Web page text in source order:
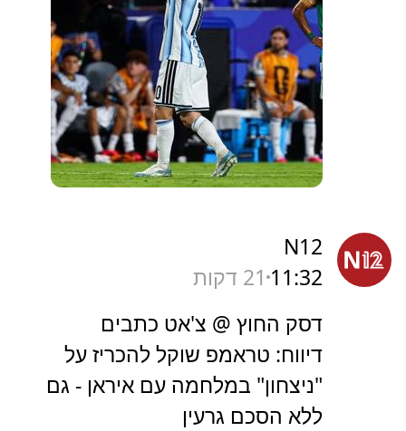
N12
11:32 21 דקות
דסק החוץ @ צ'אט כתבים
דיווח: טראמפ שוקל להכריז על
"ניצחון" במלחמה עם איראן - גם
ללא הסכם גרעין